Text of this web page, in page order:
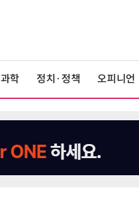
과학 정치·정책 오피니언